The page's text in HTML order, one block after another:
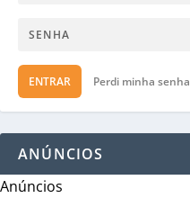
ENTRAR Perdi minha senha
ANÚNCIOS
Anúncios